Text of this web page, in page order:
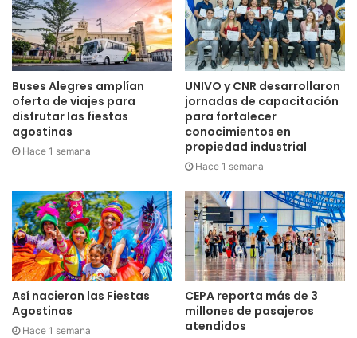
Buses Alegres amplían
oferta de viajes para
disfrutar las fiestas
agostinas
Hace 1 semana
UNIVO y CNR desarrollaron
jornadas de capacitación
para fortalecer
conocimientos en
propiedad industrial
Hace 1 semana
Así nacieron las Fiestas
Agostinas
Hace 1 semana
CEPA reporta más de 3
millones de pasajeros
atendidos